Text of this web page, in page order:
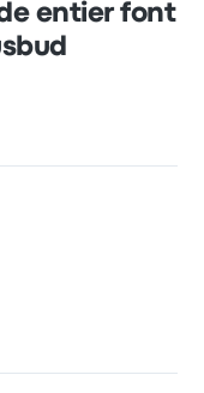
entier font